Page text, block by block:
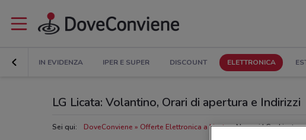
IN EVIDENZA IPER E SUPER DISCOUNT ELETTRONICA
LG Licata: Volantino, Orari di apertura e Indirizzi
Sei qui: DoveConviene Offerte Elettronica a Licata Negozi LG a Licata